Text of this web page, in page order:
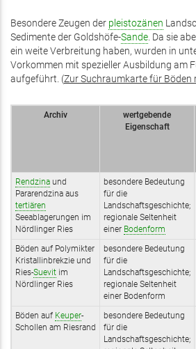
Besondere Zeugen der pleistozänen
Sedimente der Goldshöfe-Sande. Da sie
ein weite Verbreitung haben, wurden in
Vorkommen mit spezieller Ausbildung am
aufgeführt. (Zur Suchraumkarte für
Archiv
wertgebende
Eigenschaft
Rendzina und
Pararendzina aus
tertiären
Seeablagerungen im
Nördlinger Ries
besondere Bedeutung
für die
Landschaftsgeschichte;
regionale Seltenheit
einer Bodenform
Böden auf Polymikter
Kristallinbrekzie und
Ries-Suevit im
Nördlinger Ries
besondere Bedeutung
für die
Landschaftsgeschichte;
regionale Seltenheit
einer Bodenform
Böden auf Keuper-
Schollen am Riesrand
besondere Bedeutung
für die
Landschaftsgeschichte;